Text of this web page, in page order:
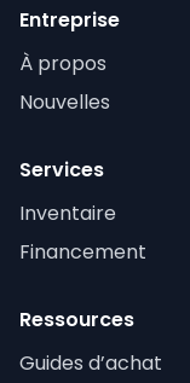
Entreprise
À propos
Nouvelles
Services
Inventaire
Financement
Ressources
Guides d’achat